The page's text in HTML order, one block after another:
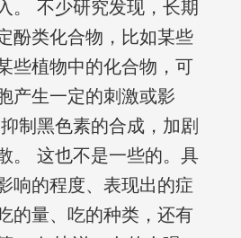
。 不少研究发现，长期
酚类化合物，比如某些
些植物中的化合物，可
产生一定的刺激或影
制黑色素的合成，加剧
。 这也不是一些的。具
响的程度、表现出的症
的量、吃的种类，还有